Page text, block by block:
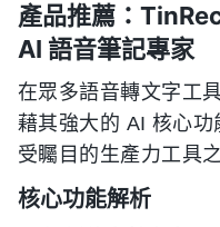
產品推薦：
AI 語音筆記專家
在眾多語音轉文字工
藉其強大的 AI 核心
受矚目的生產力工具
核心功能解析